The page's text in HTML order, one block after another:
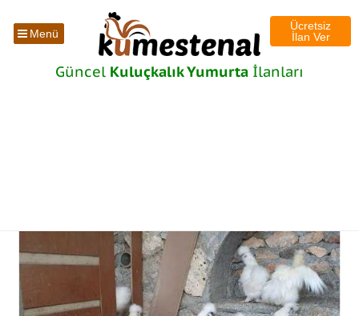
Menü
Ücretsiz
İlan Ver
Güncel Kuluçkalık Yumurta İlanları